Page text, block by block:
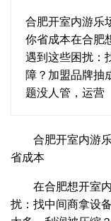
合肥开室内游乐
你省成本在合肥
遇到这些困扰：
障？加盟品牌抽
题没人管，运营
合肥开室内游
省成本
在合肥想开室
扰：找中间商拿设